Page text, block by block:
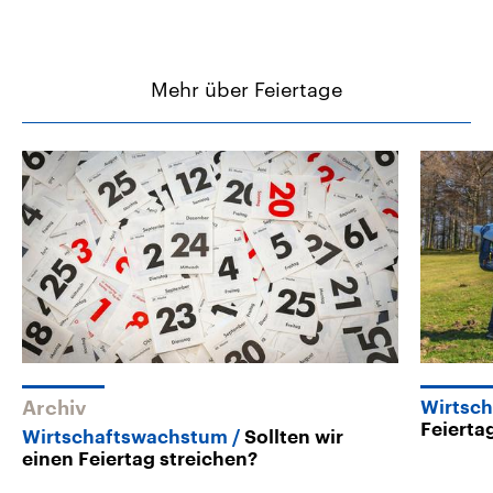
Mehr über Feiertage
Archiv
Wirtschaftswachstum
Sollten wir
einen Feiertag streichen?